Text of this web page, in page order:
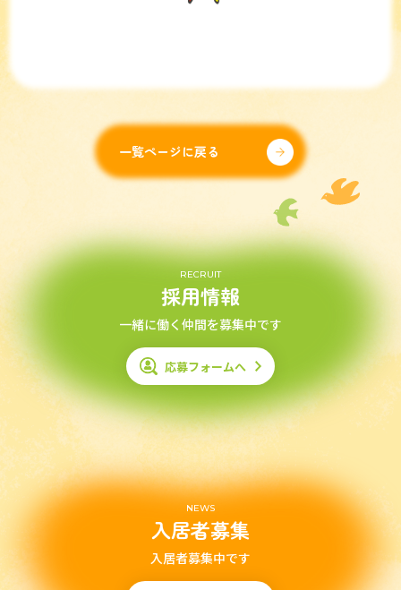
一覧ページに戻る
RECRUIT
採用情報
一緒に働く仲間を募集中です
応募フォームへ
NEWS
入居者募集
入居者募集中です